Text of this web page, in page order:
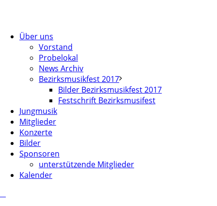
Über uns
Vorstand
Probelokal
News Archiv
Bezirksmusikfest 2017
Bilder Bezirksmusikfest 2017
Festschrift Bezirksmusifest
Jungmusik
Mitglieder
Konzerte
Bilder
Sponsoren
unterstützende Mitglieder
Kalender